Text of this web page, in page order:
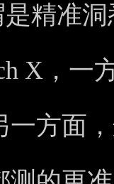
是精准
X，一
方面